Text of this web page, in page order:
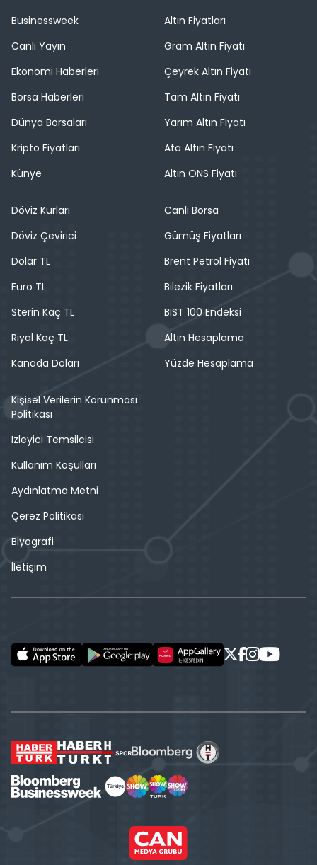
Businessweek
Canlı Yayın
Ekonomi Haberleri
Borsa Haberleri
Dünya Borsaları
Kripto Fiyatları
Künye
Altın Fiyatları
Gram Altın Fiyatı
Çeyrek Altın Fiyatı
Tam Altın Fiyatı
Yarım Altın Fiyatı
Ata Altın Fiyatı
Altın ONS Fiyatı
Döviz Kurları
Döviz Çevirici
Dolar TL
Euro TL
Sterin Kaç TL
Riyal Kaç TL
Kanada Doları
Canlı Borsa
Gümüş Fiyatları
Brent Petrol Fiyatı
Bilezik Fiyatları
BIST 100 Endeksi
Altın Hesaplama
Yüzde Hesaplama
Kişisel Verilerin Korunması
Politikası
İzleyici Temsilcisi
Kullanım Koşulları
Aydınlatma Metni
Çerez Politikası
Biyografi
İletişim